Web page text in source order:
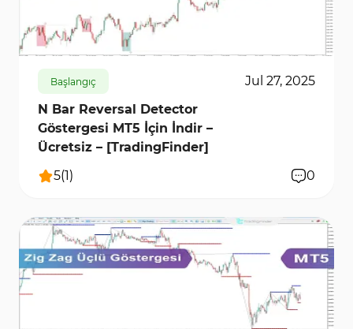
6133 0
Başlangıç
Jul 27, 2025
N Bar Reversal Detector
Göstergesi MT5 İçin İndir –
Ücretsiz – [TradingFinder]
5(1) 0